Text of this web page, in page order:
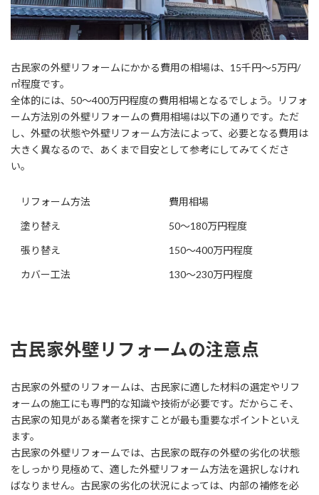
古民家の外壁リフォームにかかる費用の相場は、15千円〜5万円/
㎡程度です。
全体的には、50～400万円程度の費用相場となるでしょう。リフォ
ーム方法別の外壁リフォームの費用相場は以下の通りです。ただ
し、外壁の状態や外壁リフォーム方法によって、必要となる費用は
大きく異なるので、あくまで目安として参考にしてみてくださ
い。
リフォーム方法
費用相場
塗り替え
50～180万円程度
張り替え
150～400万円程度
カバー工法
130～230万円程度
古民家外壁リフォームの注意点
古民家の外壁のリフォームは、古民家に適した材料の選定やリフ
ォームの施工にも専門的な知識や技術が必要です。だからこそ、
古民家の知見がある業者を探すことが最も重要なポイントといえ
ます。
古民家の外壁リフォームでは、古民家の既存の外壁の劣化の状態
をしっかり見極めて、適した外壁リフォーム方法を選択しなけれ
ばなりません。古民家の劣化の状況によっては、内部の補修を必